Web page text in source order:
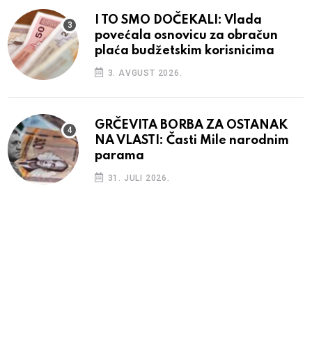
I TO SMO DOČEKALI: Vlada
povećala osnovicu za obračun
plaća budžetskim korisnicima
3. AVGUST 2026.
GRČEVITA BORBA ZA OSTANAK
NA VLASTI: Časti Mile narodnim
parama
31. JULI 2026.